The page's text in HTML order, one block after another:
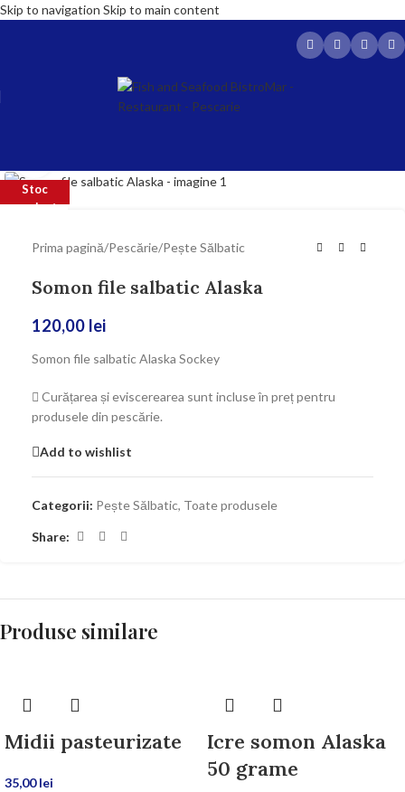
Skip to navigation Skip to main content
SOLD OUT
Stoc
epuizat
Prima pagină/Pescărie/Pește Sălbatic
Somon file salbatic Alaska
120,00 lei
Somon file salbatic Alaska Sockey
Curățarea și eviscerearea sunt incluse în preț pentru
produsele din pescărie.
Add to wishlist
Categorii: Pește Sălbatic, Toate produsele
Share:
Produse similare
Midii pasteurizate
35,00lei
Icre somon Alaska
50 grame